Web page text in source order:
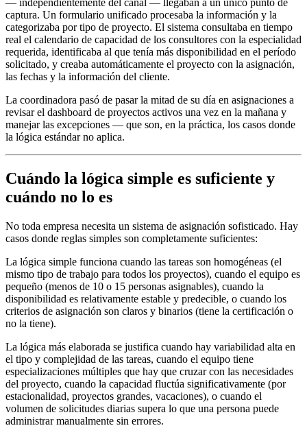
— independientemente del canal — llegaban a un único punto de
captura. Un formulario unificado procesaba la información y la
categorizaba por tipo de proyecto. El sistema consultaba en tiempo
real el calendario de capacidad de los consultores con la especialidad
requerida, identificaba al que tenía más disponibilidad en el período
solicitado, y creaba automáticamente el proyecto con la asignación,
las fechas y la información del cliente.
La coordinadora pasó de pasar la mitad de su día en asignaciones a
revisar el dashboard de proyectos activos una vez en la mañana y
manejar las excepciones — que son, en la práctica, los casos donde
la lógica estándar no aplica.
Cuándo la lógica simple es suficiente y
cuándo no lo es
No toda empresa necesita un sistema de asignación sofisticado. Hay
casos donde reglas simples son completamente suficientes:
La lógica simple funciona cuando las tareas son homogéneas (el
mismo tipo de trabajo para todos los proyectos), cuando el equipo es
pequeño (menos de 10 o 15 personas asignables), cuando la
disponibilidad es relativamente estable y predecible, o cuando los
criterios de asignación son claros y binarios (tiene la certificación o
no la tiene).
La lógica más elaborada se justifica cuando hay variabilidad alta en
el tipo y complejidad de las tareas, cuando el equipo tiene
especializaciones múltiples que hay que cruzar con las necesidades
del proyecto, cuando la capacidad fluctúa significativamente (por
estacionalidad, proyectos grandes, vacaciones), o cuando el
volumen de solicitudes diarias supera lo que una persona puede
administrar manualmente sin errores.